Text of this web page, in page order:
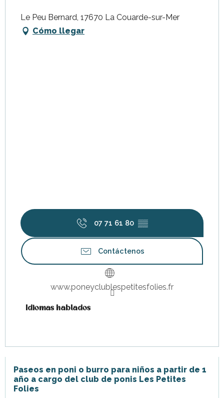
Le Peu Bernard, 17670 La Couarde-sur-Mer
Cómo llegar
07 71 61 80 ▒▒
Contáctenos
www.poneyclublespetitesfolies.fr
Idiomas hablados
Idiomas hablados
Paseos en poni o burro para niños a partir de 1
año a cargo del club de ponis Les Petites
Folies